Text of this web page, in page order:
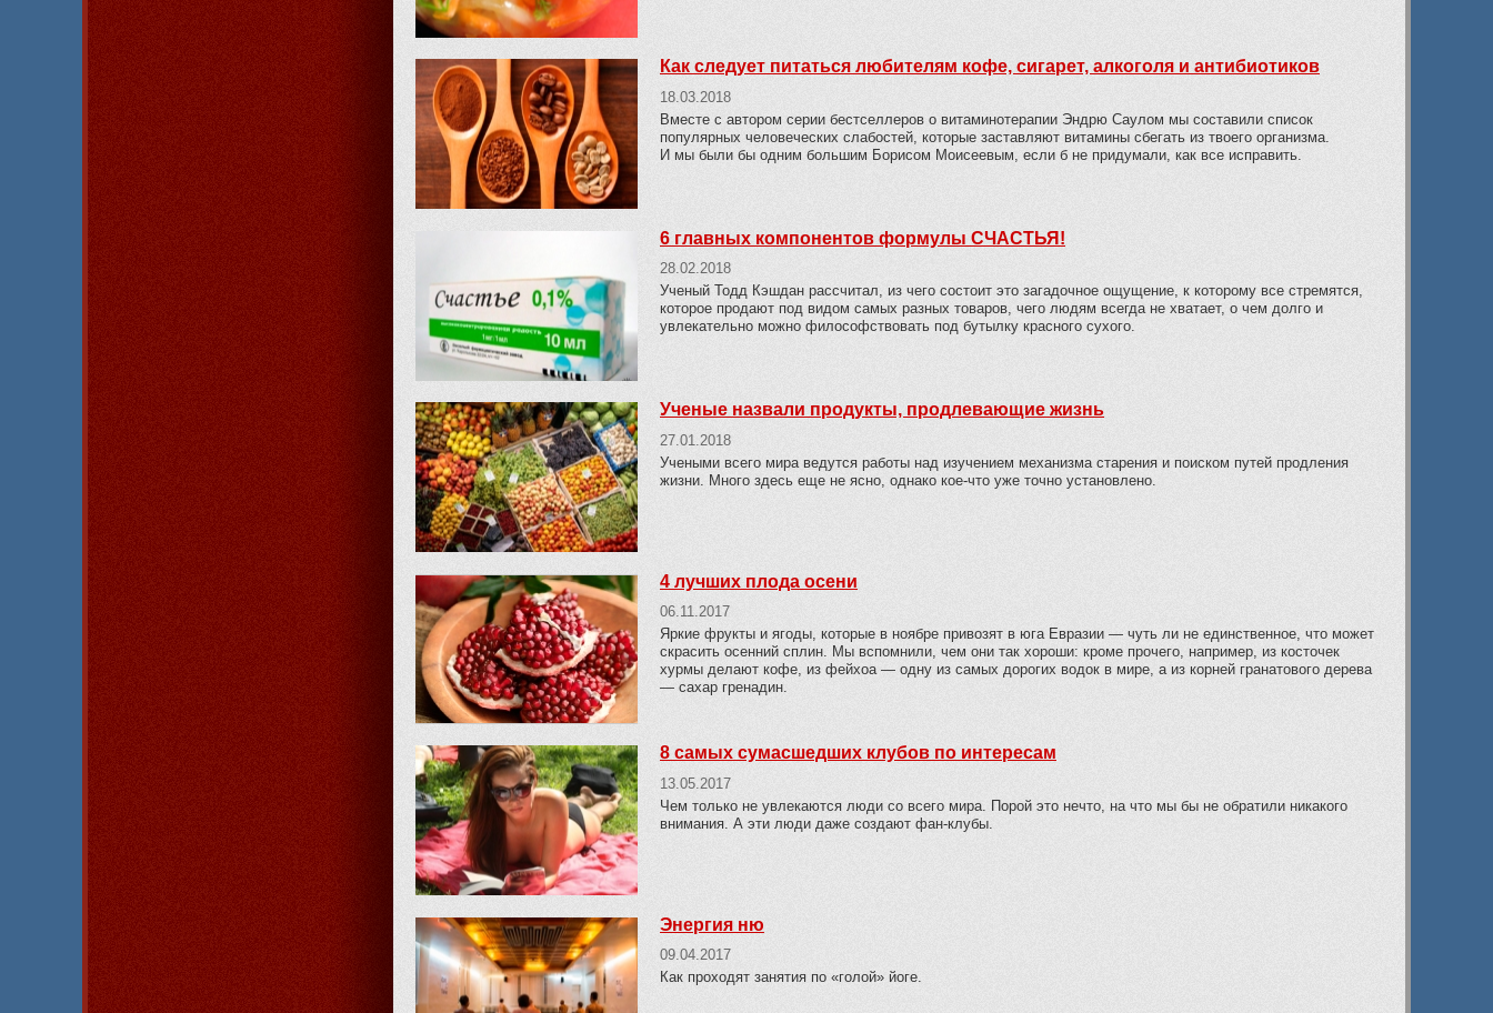
Как следует питаться любителям кофе, сигарет, алкоголя и антибиотиков
18.03.2018
Вместе с автором серии бестселлеров о витаминотерапии Эндрю Саулом мы составили список
популярных человеческих слабостей, которые заставляют витамины сбегать из твоего организма.
И мы были бы одним большим Борисом Моисеевым, если б не придумали, как все исправить.
6 главных компонентов формулы СЧАСТЬЯ!
28.02.2018
Ученый Тодд Кэшдан рассчитал, из чего состоит это загадочное ощущение, к которому все стремятся,
которое продают под видом самых разных товаров, чего людям всегда не хватает, о чем долго и
увлекательно можно философствовать под бутылку красного сухого.
Ученые назвали продукты, продлевающие жизнь
27.01.2018
Учеными всего мира ведутся работы над изучением механизма старения и поиском путей продления
жизни. Много здесь еще не ясно, однако кое-что уже точно установлено.
4 лучших плода осени
06.11.2017
Яркие фрукты и ягоды, которые в ноябре привозят в юга Евразии — чуть ли не единственное, что может
скрасить осенний сплин. Мы вспомнили, чем они так хороши: кроме прочего, например, из косточек
хурмы делают кофе, из фейхоа — одну из самых дорогих водок в мире, а из корней гранатового дерева
— сахар гренадин.
8 самых сумасшедших клубов по интересам
13.05.2017
Чем только не увлекаются люди со всего мира. Порой это нечто, на что мы бы не обратили никакого
внимания. А эти люди даже создают фан-клубы.
Энергия ню
09.04.2017
Как проходят занятия по «голой» йоге.